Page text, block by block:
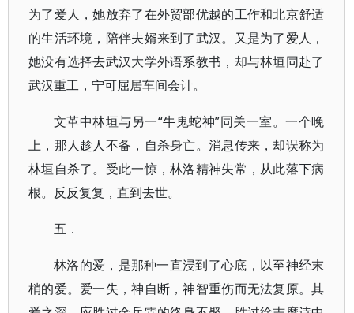
为了爱人，她放弃了在外贸部优越的工作和北京舒适
的生活环境，陪伴夫婿来到了武汉。又是为了爱人，
她没有选择去武汉大学外语系教书，却与林垣同赴了
武汉重工，宁可屈居车间会计。
文革中林垣与另一“牛鬼蛇神”同关一室。一个晚
上，那人趁人不备，自杀身亡。消息传来，却误称为
林垣自杀了。受此一惊，林洛精神失常，从此落下病
根。反反复复，直到去世。
五．
林洛的爱，是那种一直浸到了心底，以至神经末
梢的爱。爱一失，神自断，神智重伤而无法复原。其